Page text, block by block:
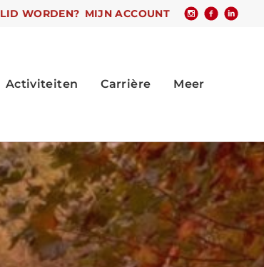
LID WORDEN? MIJN ACCOUNT